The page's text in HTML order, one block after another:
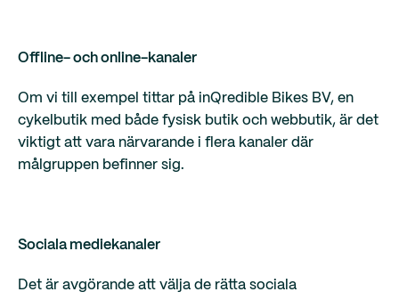
Offline- och online-kanaler
Om vi till exempel tittar på inQredible Bikes BV, en
cykelbutik med både fysisk butik och webbutik, är det
viktigt att vara närvarande i flera kanaler där
målgruppen befinner sig.
Sociala mediekanaler
Det är avgörande att välja de rätta sociala